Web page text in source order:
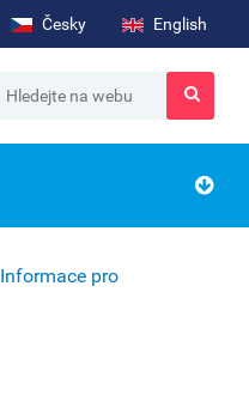
Česky English
Informace pro